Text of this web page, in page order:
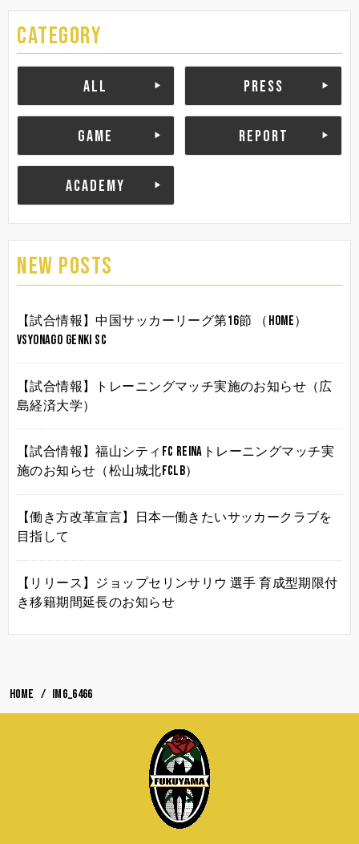
CATEGORY
ALL PRESS
GAME REPORT
ACADEMY
NEW POSTS
【試合情報】中国サッカーリーグ第16節 （HOME）
vsYonago Genki SC
【試合情報】トレーニングマッチ実施のお知らせ（広
島経済大学）
【試合情報】福山シティFC Reinaトレーニングマッチ実
施のお知らせ（松山城北FCLB）
【働き方改革宣言】日本一働きたいサッカークラブを
目指して
【リリース】ジョップセリンサリウ 選手 育成型期限付
き移籍期間延長のお知らせ
HOME IMG_6466